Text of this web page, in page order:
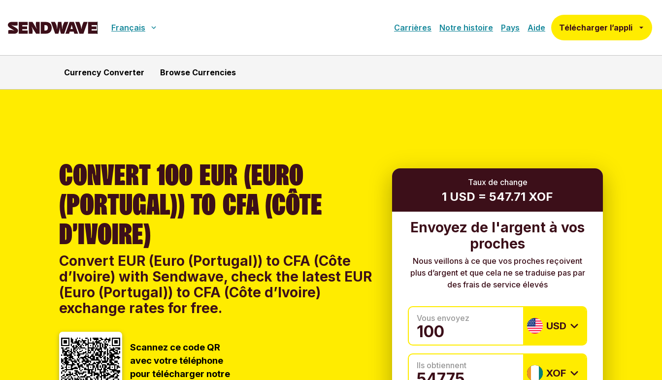
Français Carrières Notre histoire Pays Aide Télécharger l’appli
Currency Converter Browse Currencies
CONVERT 100 EUR (EURO
(PORTUGAL)) TO CFA (CÔTE
D’IVOIRE)
Convert EUR (Euro (Portugal)) to CFA (Côte
d’Ivoire) with Sendwave, check the latest EUR
(Euro (Portugal)) to CFA (Côte d’Ivoire)
exchange rates for free.
Scannez ce code QR
avec votre téléphone
pour télécharger notre
Taux de change
1 USD = 547.71 XOF
Envoyez de l'argent à vos
proches
Nous veillons à ce que vos proches reçoivent
plus d’argent et que cela ne se traduise pas par
des frais de service élevés
Vous envoyez
USD
Ils obtiennent
XOF